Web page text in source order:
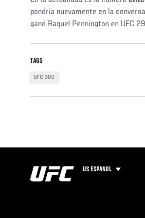
pondría nuevamente en la
ganó Raquel Pennington en UFC
TAGS
UFC 300
US ESPANOL